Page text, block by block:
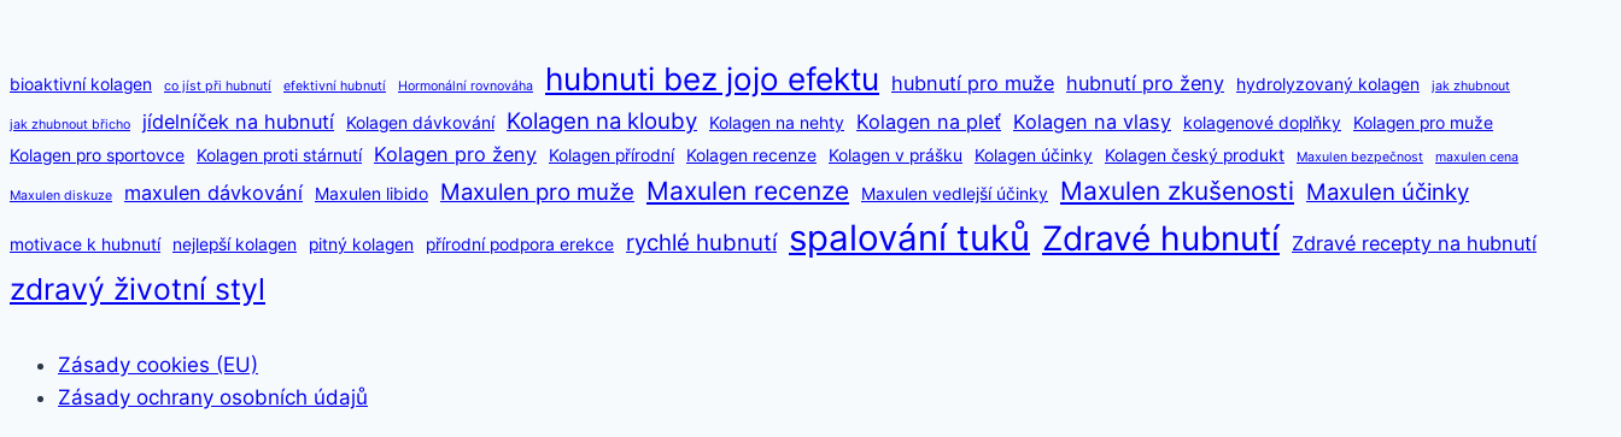
bioaktivní kolagen co jíst při hubnutí efektivní hubnutí Hormonální rovnováha hubnuti bez jojo efektu hubnutí pro muže hubnutí pro ženy hydrolyzovaný kolagen jak zhubnout
jak zhubnout břicho jídelníček na hubnutí Kolagen dávkování Kolagen na klouby Kolagen na nehty Kolagen na pleť Kolagen na vlasy kolagenové doplňky
Kolagen pro muže
Kolagen pro sportovce
Kolagen proti stárnutí Kolagen pro ženy Kolagen přírodní Kolagen recenze Kolagen v prášku Kolagen účinky Kolagen český produkt Maxulen bezpečnost maxulen cena
Maxulen diskuze maxulen dávkování Maxulen libido Maxulen pro muže Maxulen recenze Maxulen vedlejší účinky Maxulen zkušenosti Maxulen účinky
motivace k hubnutí nejlepší kolagen pitný kolagen přírodní podpora erekce rychlé hubnutí spalování tuků Zdravé hubnutí Zdravé recepty na hubnutí
zdravý životní styl
Zásady cookies (EU)
Zásady ochrany osobních údajů